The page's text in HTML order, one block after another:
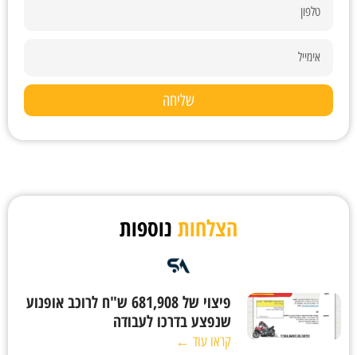
שליחה
הצלחות נוספות
פיצוי של 681,908 ש"ח לרוכב אופנוע
שנפצע בדרכו לעבודה
קראו עוד ←